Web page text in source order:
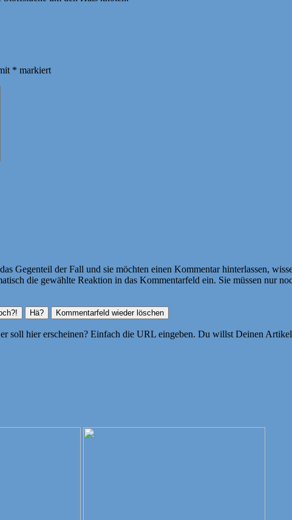
* markiert
Gegenteil der Fall und sie möchten einen Kommentar hinterlassen,
die gewählte Reaktion in das Kommentarfeld ein. Sie müssen nur
soll hier erscheinen? Einfach die URL eingeben. Du willst Deinen